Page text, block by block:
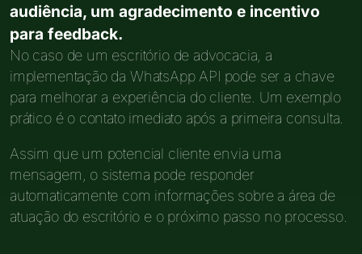
audiência, um agradecimento e incentivo
para feedback.
No caso de um escritório de advocacia, a
implementação da WhatsApp API pode ser a chave
para melhorar a experiência do cliente. Um exemplo
prático é o contato imediato após a primeira consulta.
Assim que um potencial cliente envia uma
mensagem, o sistema pode responder
automaticamente com informações sobre a área de
atuação do escritório e o próximo passo no processo.